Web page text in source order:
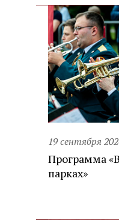
19 сентября
Программа
парках»